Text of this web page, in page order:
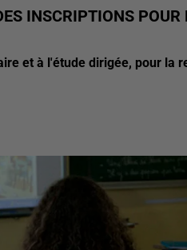
INSCRIPTIONS
et à l'étude dirigée, pour la